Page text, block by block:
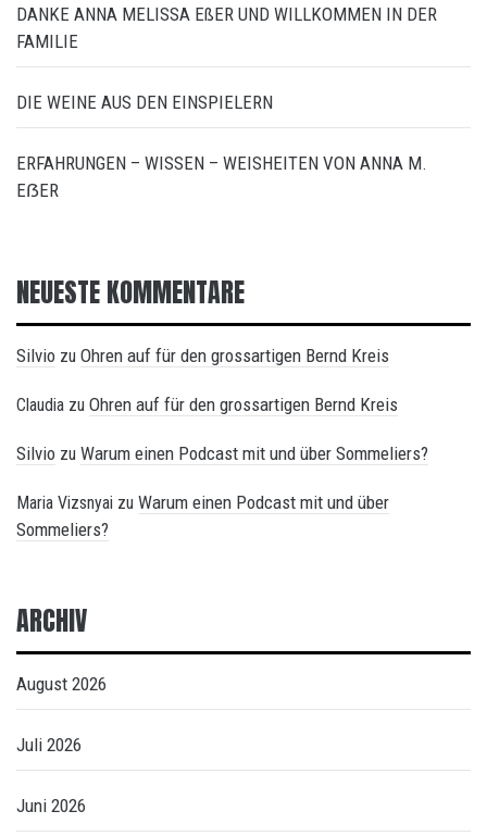
DANKE ANNA MELISSA EßER UND WILLKOMMEN IN DER
FAMILIE
DIE WEINE AUS DEN EINSPIELERN
ERFAHRUNGEN – WISSEN – WEISHEITEN VON ANNA M.
EẞER
NEUESTE KOMMENTARE
Silvio zu Ohren auf für den grossartigen Bernd Kreis
Claudia zu Ohren auf für den grossartigen Bernd Kreis
Silvio zu Warum einen Podcast mit und über Sommeliers?
Maria Vizsnyai zu Warum einen Podcast mit und über
Sommeliers?
ARCHIV
August 2026
Juli 2026
Juni 2026